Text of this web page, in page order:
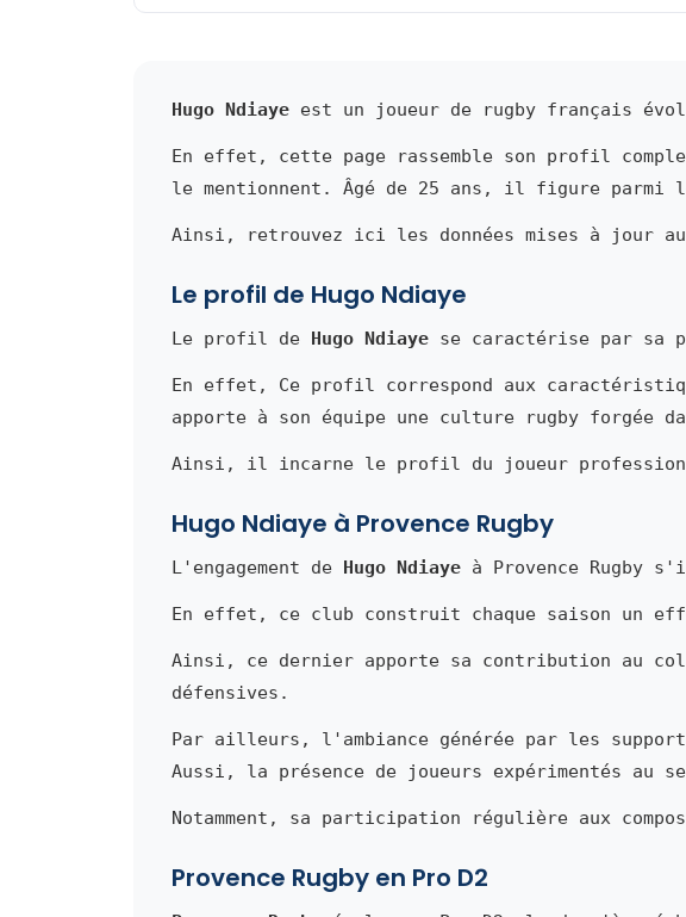
Hugo Ndiaye est un joueur de rugby français
En effet, cette page rassemble son profil
le mentionnent. Âgé de 25 ans, il figure parmi
Ainsi, retrouvez ici les données mises à jour
Le profil de Hugo Ndiaye
Le profil de Hugo Ndiaye se caractérise par sa
En effet, Ce profil correspond aux
apporte à son équipe une culture rugby forgée
Ainsi, il incarne le profil du joueur
Hugo Ndiaye à Provence Rugby
L'engagement de Hugo Ndiaye à Provence Rugby
En effet, ce club construit chaque saison un
Ainsi, ce dernier apporte sa contribution au
défensives.
Par ailleurs, l'ambiance générée par les
Aussi, la présence de joueurs expérimentés au
Notamment, sa participation régulière aux
Provence Rugby en Pro D2